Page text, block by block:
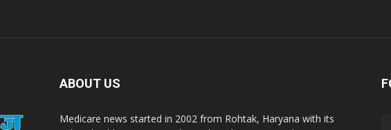
ABOUT US
Medicare news started in 2002 from Rohtak, Haryana with its